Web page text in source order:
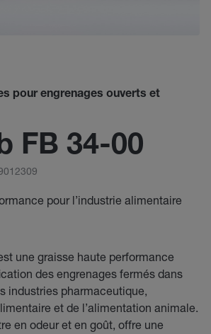
pour engrenages ouverts et
FB 34-00
pour l’industrie alimentaire
une graisse haute performance
des engrenages fermés dans
industries pharmaceutique,
et de l’alimentation animale.
en odeur et en goût, offre une